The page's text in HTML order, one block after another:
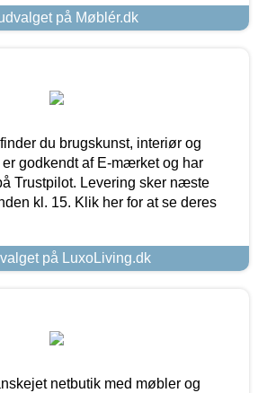
på Møblér.dk
du brugskunst, interiør og
godkendt af E-mærket og har
Trustpilot. Levering sker næste
kl. 15. Klik her for at se deres
på LuxoLiving.dk
netbutik med møbler og